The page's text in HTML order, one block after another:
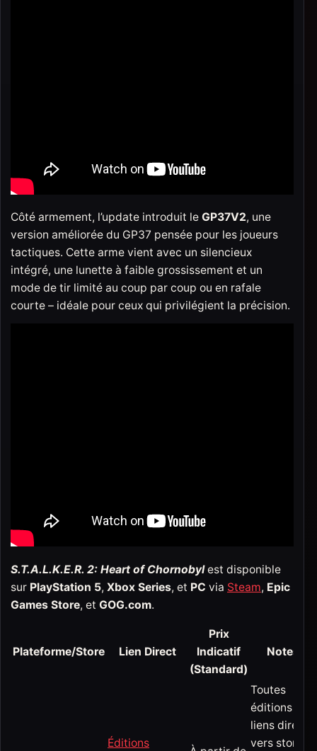
Côté armement, l’update introduit le GP37V2, une
version améliorée du GP37 pensée pour les joueurs
tactiques. Cette arme vient avec un silencieux
intégré, une lunette à faible grossissement et un
mode de tir limité au coup par coup ou en rafale
courte – idéale pour ceux qui privilégient la précision.
S.T.A.L.K.E.R. 2: Heart of Chornobyl est disponible
sur PlayStation 5, Xbox Series, et PC via Steam, Epic
Games Store, et GOG.com.
Plateforme/Store Lien Direct
Prix
Indicatif
(Standard)
Notes
Éditions
Toutes
éditions ;
liens directs
vers stores ;